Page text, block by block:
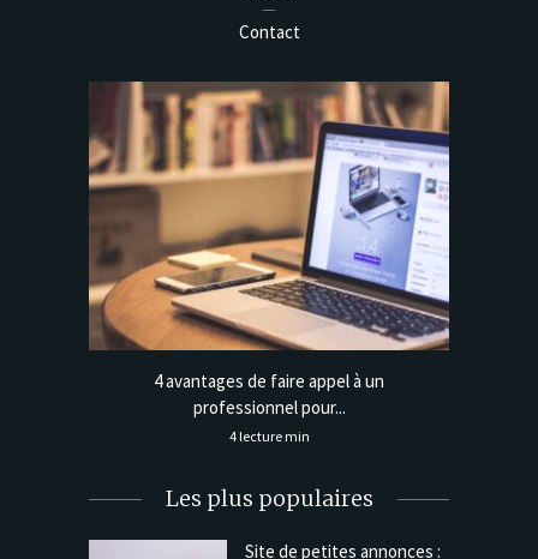
Contact
4 avantages de faire appel à un
professionnel pour...
4 lecture min
Les plus populaires
Site de petites annonces :